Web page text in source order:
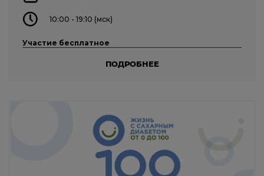
10:00 - 19:10 (мск)
Участие бесплатное
ПОДРОБНЕЕ